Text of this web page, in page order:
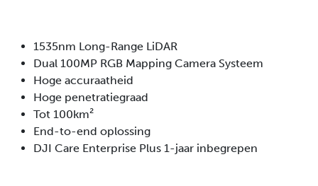
1535nm Long-Range LiDAR
Dual 100MP RGB Mapping Camera Systeem
Hoge accuraatheid
Hoge penetratiegraad
Tot 100km²
End-to-end oplossing
DJI Care Enterprise Plus 1-jaar inbegrepen